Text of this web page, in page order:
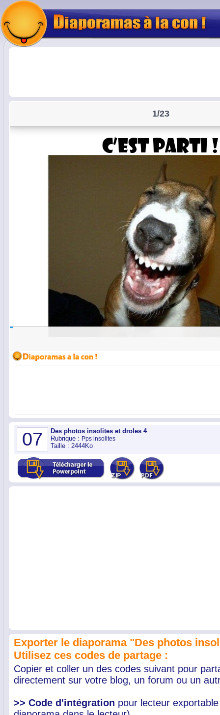
07
Des photos insolites et droles 4
Rubrique : Pps insolites
Taille : 2444Ko
Exporter le diaporama "Des photos
Utilisez ces codes de partage :
Copier et coller un des codes suivant pour
directement sur votre blog, un forum ou un
>> Code d'intégration pour lecteur